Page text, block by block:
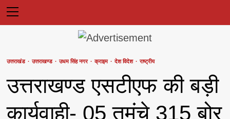
Primary
Menu
उत्तराखंड उत्तराखण्ड उधम सिंह नगर क्राइम देश विदेश राष्ट्रीय
उत्तराखण्ड एसटीएफ की बड़ी
कार्यवाही- 05 तमंचे 315 बोर